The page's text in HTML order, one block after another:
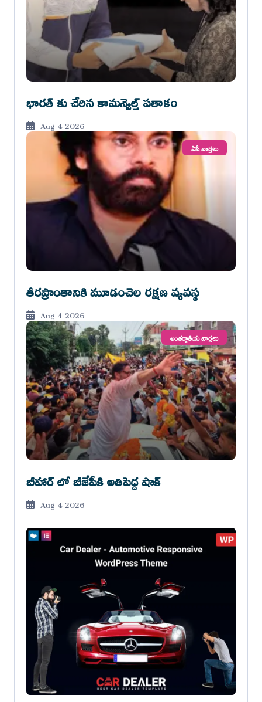
భారత్ కు చేరిన కామన్వెల్త్ పతాకం
Aug 4 2026
ఏపీ వార్తలు
తీరప్రాంతానికి మూడంచెల రక్షణ వ్యవస్థ
Aug 4 2026
అంతర్జాతీయ వార్తలు
బీహార్ లో బీజేపీకి అతిపెద్ద షాక్
Aug 4 2026